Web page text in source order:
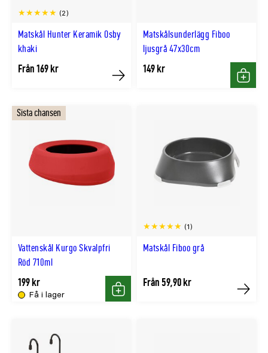
Matskål Hunter Keramik Osby
khaki
(2)
Från 169 kr
Köp
Matskålsunderlägg Fiboo
ljusgrå 47x30cm
149 kr
Köp
Vattenskål Kurgo Skvalpfri
Röd 710ml
Sista chansen
Få i lager
199 kr
Köp
Matskål Fiboo grå
(1)
Från 59,90 kr
Köp